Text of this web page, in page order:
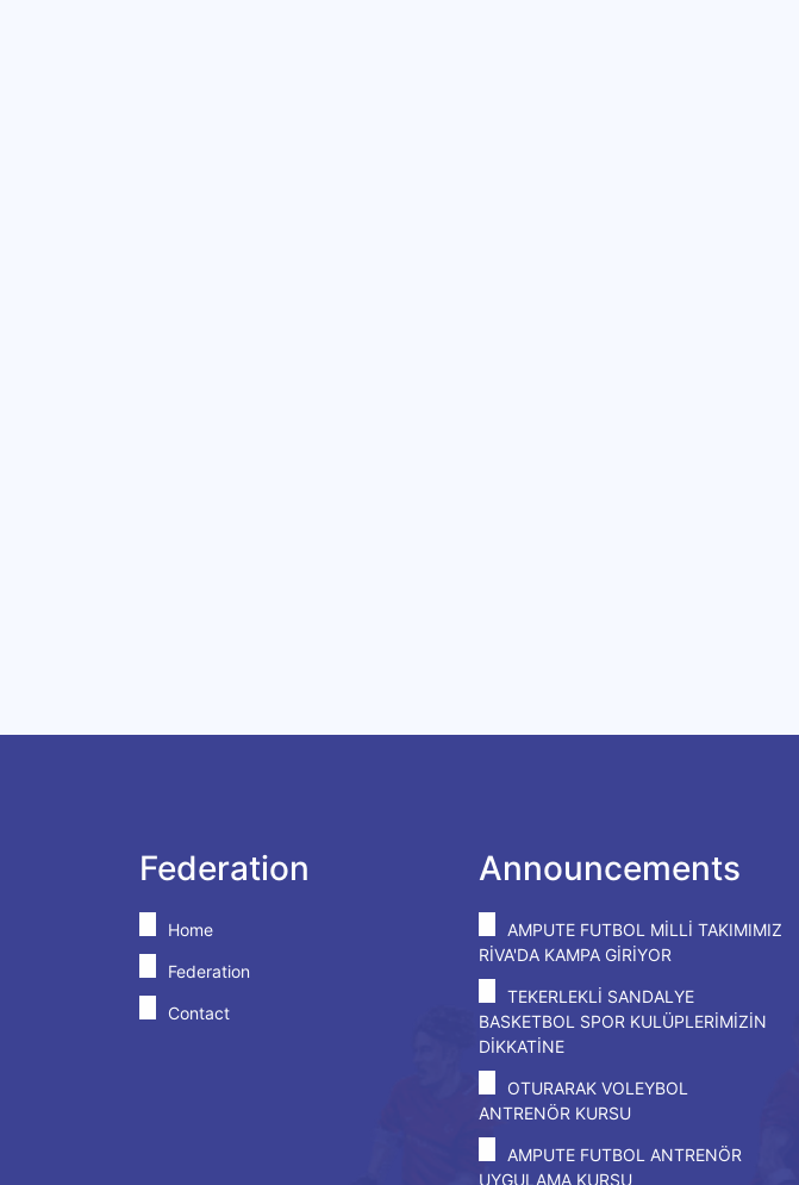
Federation
Home
Federation
Contact
Announcements
AMPUTE FUTBOL MİLLİ TAKIMIMIZ
RİVA'DA KAMPA GİRİYOR
TEKERLEKLİ SANDALYE
BASKETBOL SPOR KULÜPLERİMİZİN
DİKKATİNE
OTURARAK VOLEYBOL
ANTRENÖR KURSU
AMPUTE FUTBOL ANTRENÖR
UYGULAMA KURSU